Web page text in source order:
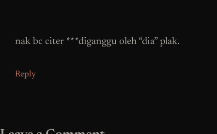
nak bc citer ***diganggu oleh “dia” plak.
Reply